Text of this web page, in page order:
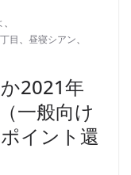
、
目 、 昼寝シアン、
2021年
一般向け
イント還